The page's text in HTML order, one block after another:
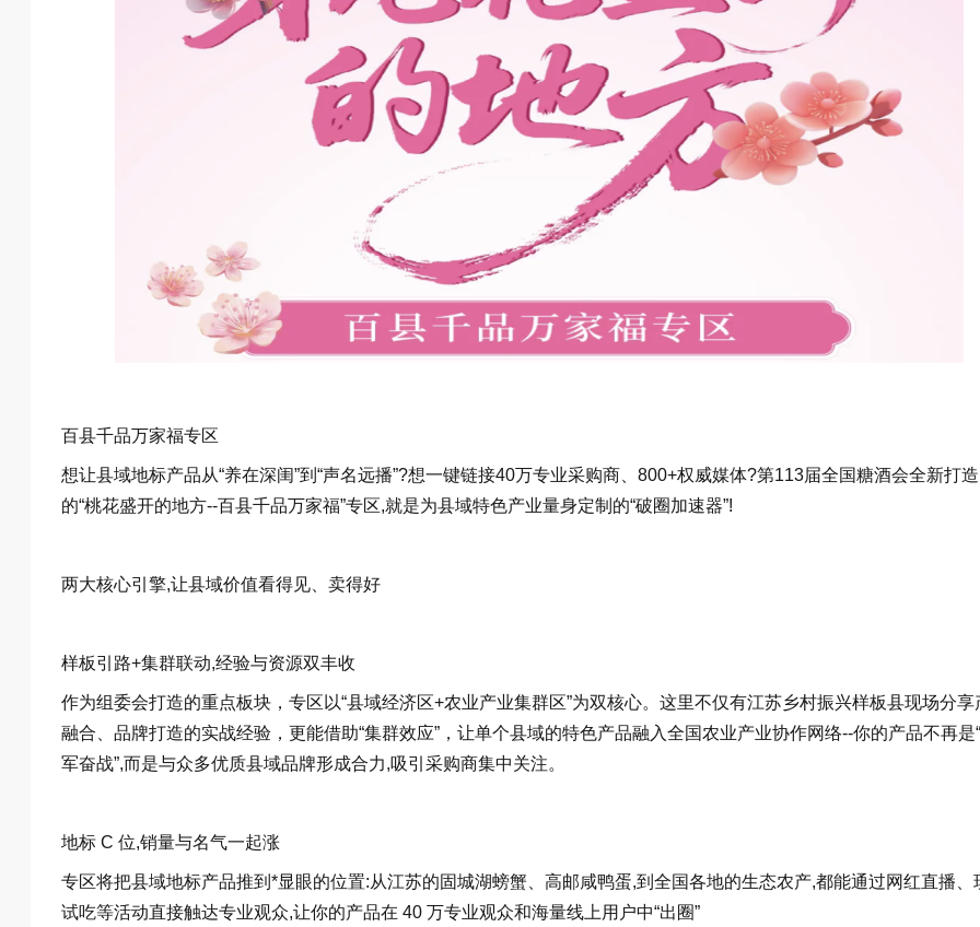
百县千品万家福专区
想让县域地标产品从“养在深闺”到“声名远播”?想一键链接40万专业采购商、800+权威媒体?第113届全国糖酒会全新打造
的“桃花盛开的地方--百县千品万家福”专区,就是为县域特色产业量身定制的“破圈加速器”!
两大核心引擎,让县域价值看得见、卖得好
样板引路+集群联动,经验与资源双丰收
作为组委会打造的重点板块，专区以“县域经济区+农业产业集群区”为双核心。这里不仅有江苏乡村振兴样板县现场分享
融合、品牌打造的实战经验，更能借助“集群效应”，让单个县域的特色产品融入全国农业产业协作网络--你的产品不再是
军奋战”,而是与众多优质县域品牌形成合力,吸引采购商集中关注。
地标 C 位,销量与名气一起涨
专区将把县域地标产品推到*显眼的位置:从江苏的固城湖螃蟹、高邮咸鸭蛋,到全国各地的生态农产,都能通过网红直播、
试吃等活动直接触达专业观众,让你的产品在 40 万专业观众和海量线上用户中“出圈”